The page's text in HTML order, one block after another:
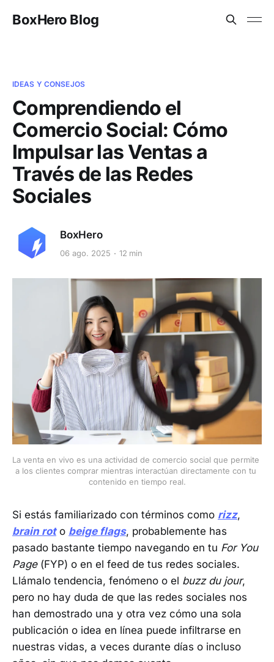
BoxHero Blog
IDEAS Y CONSEJOS
Comprendiendo el
Comercio Social: Cómo
Impulsar las Ventas a
Través de las Redes
Sociales
BoxHero
06 ago. 2025 12 min
La venta en vivo es una actividad de comercio social que permite
a los clientes comprar mientras interactúan directamente con tu
contenido en tiempo real.
Si estás familiarizado con términos como rizz,
brain roto beige flags, probablemente has
pasado bastante tiempo navegando en tu For You
Page(FYP) o en el feed de tus redes sociales.
Llámalo tendencia, fenómeno o el buzz du jour,
pero no hay duda de que las redes sociales nos
han demostrado una y otra vez cómo una sola
publicación o idea en línea puede infiltrarse en
nuestras vidas, a veces durante días o incluso